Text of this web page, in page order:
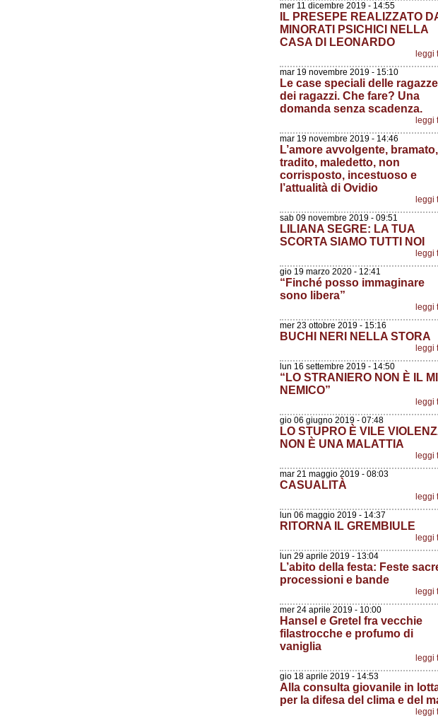
mer 11 dicembre 2019 - 14:55
IL PRESEPE REALIZZATO
MINORATI PSICHICI NELLA
CASA DI LEONARDO
leggi
mar 19 novembre 2019 - 15:10
Le case speciali delle
dei ragazzi. Che fare? Una
domanda senza scadenza.
leggi
mar 19 novembre 2019 - 14:46
L’amore avvolgente, bramato,
tradito, maledetto, non
corrisposto, incestuoso e
l’attualità di Ovidio
leggi
sab 09 novembre 2019 - 09:51
LILIANA SEGRE: LA TUA
SCORTA SIAMO TUTTI NOI
leggi
gio 19 marzo 2020 - 12:41
“Finché posso immaginare
sono libera”
leggi
mer 23 ottobre 2019 - 15:16
BUCHI NERI NELLA STORA
leggi
lun 16 settembre 2019 - 14:50
“LO STRANIERO NON È IL
NEMICO”
leggi
gio 06 giugno 2019 - 07:48
LO STUPRO È VILE
NON È UNA MALATTIA
leggi
mar 21 maggio 2019 - 08:03
CASUALITÀ
leggi
lun 06 maggio 2019 - 14:37
RITORNA IL GREMBIULE
leggi
lun 29 aprile 2019 - 13:04
L’abito della festa: Feste
processioni e bande
leggi
mer 24 aprile 2019 - 10:00
Hansel e Gretel fra vecchie
filastrocche e profumo di
vaniglia
leggi
gio 18 aprile 2019 - 14:53
Alla consulta giovanile in
per la difesa del clima e del
leggi